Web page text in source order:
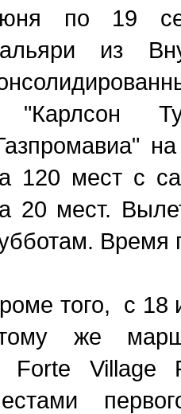
по 19
из
120 мест с
20 мест.
Время
того, с 18
же
Forte Village